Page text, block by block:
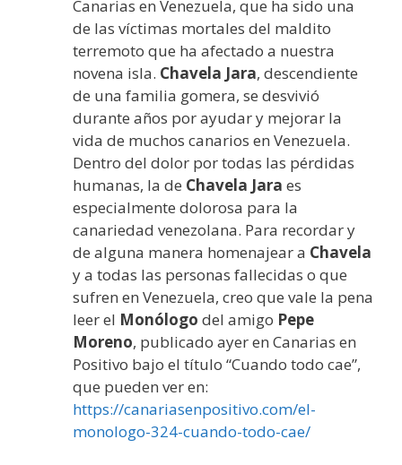
Canarias en Venezuela, que ha sido una
de las víctimas mortales del maldito
terremoto que ha afectado a nuestra
novena isla. Chavela Jara, descendiente
de una familia gomera, se desvivió
durante años por ayudar y mejorar la
vida de muchos canarios en Venezuela.
Dentro del dolor por todas las pérdidas
humanas, la de Chavela Jara es
especialmente dolorosa para la
canariedad venezolana. Para recordar y
de alguna manera homenajear a Chavela
y a todas las personas fallecidas o que
sufren en Venezuela, creo que vale la pena
leer el Monólogo del amigo Pepe
Moreno, publicado ayer en Canarias en
Positivo bajo el título “Cuando todo cae”,
que pueden ver en:
https://canariasenpositivo.com/el-
monologo-324-cuando-todo-cae/